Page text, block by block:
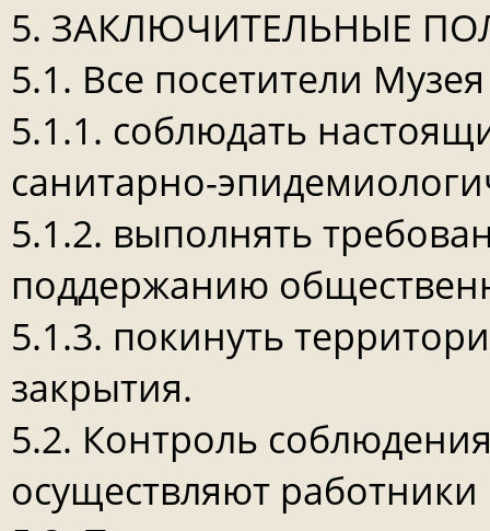
5. ЗАКЛЮЧИТЕЛЬНЫЕ
5.1. Все посетители
5.1.1. соблюдать
санитарно-
5.1.2. выполнять
поддержанию
5.1.3. покинуть
закрытия.
5.2. Контроль
осуществляют